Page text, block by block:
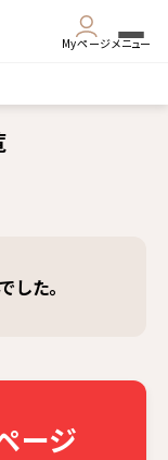
Myページメニュー
した。
ージ